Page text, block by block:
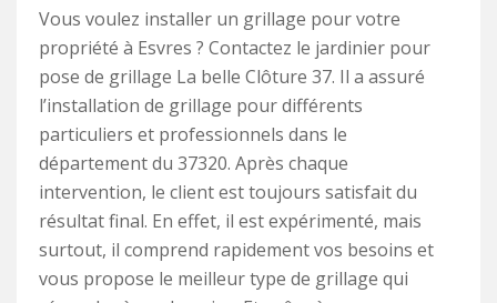
Vous voulez installer un grillage pour votre
propriété à Esvres ? Contactez le jardinier pour
pose de grillage La belle Clôture 37. Il a assuré
l’installation de grillage pour différents
particuliers et professionnels dans le
département du 37320. Après chaque
intervention, le client est toujours satisfait du
résultat final. En effet, il est expérimenté, mais
surtout, il comprend rapidement vos besoins et
vous propose le meilleur type de grillage qui